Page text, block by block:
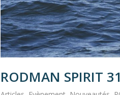
RODMAN SPIRIT